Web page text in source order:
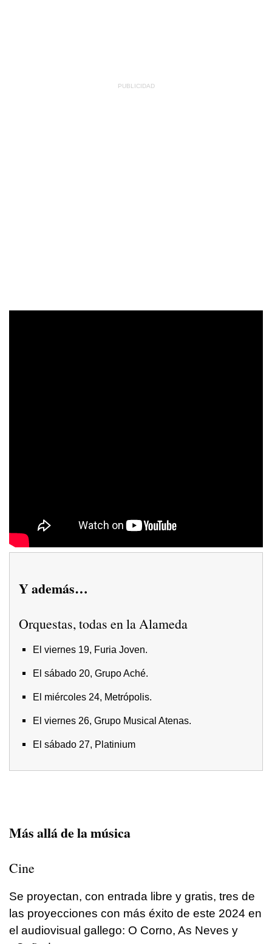
Y además…
Orquestas, todas en la Alameda
El viernes 19, Furia Joven.
El sábado 20, Grupo Aché.
El miércoles 24, Metrópolis.
El viernes 26, Grupo Musical Atenas.
El sábado 27, Platinium
Más allá de la música
Cine
Se proyectan, con entrada libre y gratis, tres de
las proyecciones con más éxito de este 2024 en
el audiovisual gallego: O Corno, As Neves y